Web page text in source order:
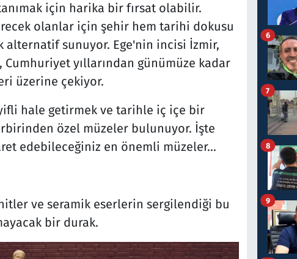
için harika bir fırsat olabilir.
olanlar için şehir hem tarihi dokusu
sunuyor. Ege'nin incisi İzmir,
yıllarından günümüze kadar
üzerine çekiyor.
hale getirmek ve tarihle iç içe bir
özel müzeler bulunuyor. İşte
edebileceğiniz en önemli müzeler…
ve seramik eserlerin sergilendiği bu
bir durak.
6
7
8
9